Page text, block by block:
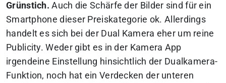
Grünstich. Auch die Schärfe der Bilder sind für ein
Smartphone dieser Preiskategorie ok. Allerdings
handelt es sich bei der Dual Kamera eher um reine
Publicity. Weder gibt es in der Kamera App
irgendeine Einstellung hinsichtlich der Dualkamera-
Funktion, noch hat ein Verdecken der unteren